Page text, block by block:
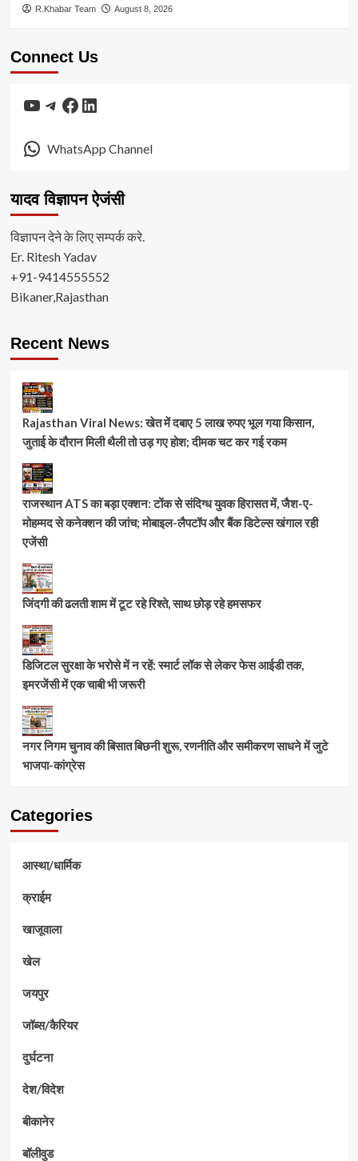
R.Khabar Team August 8, 2026
Connect Us
YouTube
Telegram
Facebook
LinkedIn
WhatsApp Channel
यादव विज्ञापन ऐजंसी
विज्ञापन देने के लिए सम्पर्क करे.
Er. Ritesh Yadav
+91-9414555552
Bikaner,Rajasthan
Recent News
Rajasthan Viral News: खेत में दबाए 5 लाख रुपए भूल गया किसान,
जुताई के दौरान मिली थैली तो उड़ गए होश; दीमक चट कर गई रकम
राजस्थान ATS का बड़ा एक्शन: टोंक से संदिग्ध युवक हिरासत में, जैश-ए-
मोहम्मद से कनेक्शन की जांच; मोबाइल-लैपटॉप और बैंक डिटेल्स खंगाल रही
एजेंसी
जिंदगी की ढलती शाम में टूट रहे रिश्ते, साथ छोड़ रहे हमसफर
डिजिटल सुरक्षा के भरोसे में न रहें: स्मार्ट लॉक से लेकर फेस आईडी तक,
इमरजेंसी में एक चाबी भी जरूरी
नगर निगम चुनाव की बिसात बिछनी शुरू, रणनीति और समीकरण साधने में जुटे
भाजपा-कांग्रेस
Categories
आस्था/धार्मिक
क्राईम
खाजूवाला
खेल
जयपुर
जॉब्स/कैरियर
दुर्घटना
देश/विदेश
बीकानेर
बॉलीवुड